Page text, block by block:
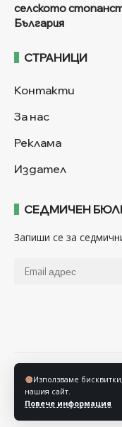
Използваме
нашия сайт.
Повече информация
селското
България
СТРАНИЦИ
Контакти
За нас
Реклама
Издател
СЕДМИЧЕН
Запиши се за
© Агрозона ©